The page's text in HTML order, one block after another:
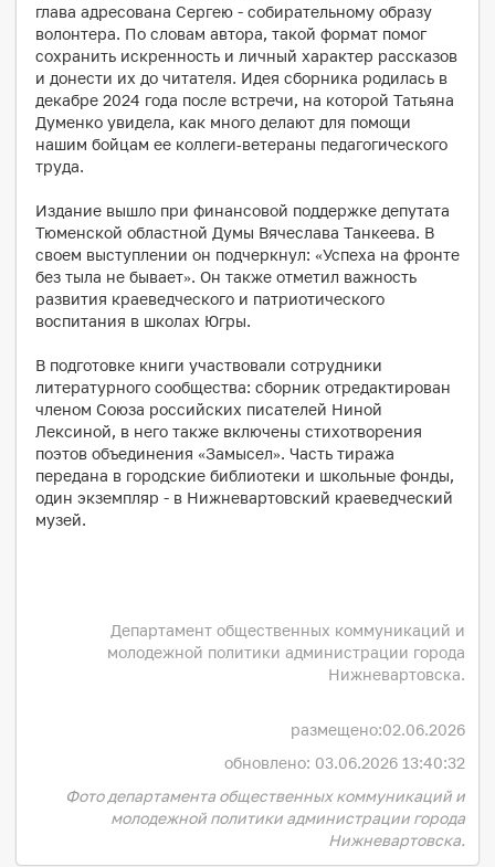
глава адресована Сергею - собирательному образу
волонтера. По словам автора, такой формат помог
сохранить искренность и личный характер рассказов
и донести их до читателя. Идея сборника родилась в
декабре 2024 года после встречи, на которой Татьяна
Думенко увидела, как много делают для помощи
нашим бойцам ее коллеги‑ветераны педагогического
труда.
Издание вышло при финансовой поддержке депутата
Тюменской областной Думы Вячеслава Танкеева. В
своем выступлении он подчеркнул: «Успеха на фронте
без тыла не бывает». Он также отметил важность
развития краеведческого и патриотического
воспитания в школах Югры.
В подготовке книги участвовали сотрудники
литературного сообщества: сборник отредактирован
членом Союза российских писателей Ниной
Лексиной, в него также включены стихотворения
поэтов объединения «Замысел». Часть тиража
передана в городские библиотеки и школьные фонды,
один экземпляр - в Нижневартовский краеведческий
музей.
Департамент общественных коммуникаций и
молодежной политики администрации города
Нижневартовска.
размещено:02.06.2026
обновлено: 03.06.2026 13:40:32
Фото департамента общественных коммуникаций и
молодежной политики администрации города
Нижневартовска.